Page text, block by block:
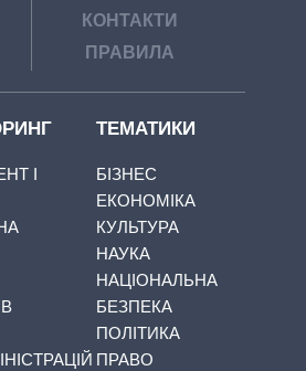
КОНТАКТИ
ПРАВИЛА
І
ТЕМАТИКИ
БІЗНЕС
ЕКОНОМІКА
КУЛЬТУРА
НАУКА
НАЦІОНАЛЬНА
БЕЗПЕКА
ПОЛІТИКА
ПРАВО